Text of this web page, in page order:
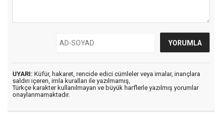
UYARI: Küfür, hakaret, rencide edici cümleler veya imalar, inançlara
saldırı içeren, imla kuralları ile yazılmamış,
Türkçe karakter kullanılmayan ve büyük harflerle yazılmış yorumlar
onaylanmamaktadır.